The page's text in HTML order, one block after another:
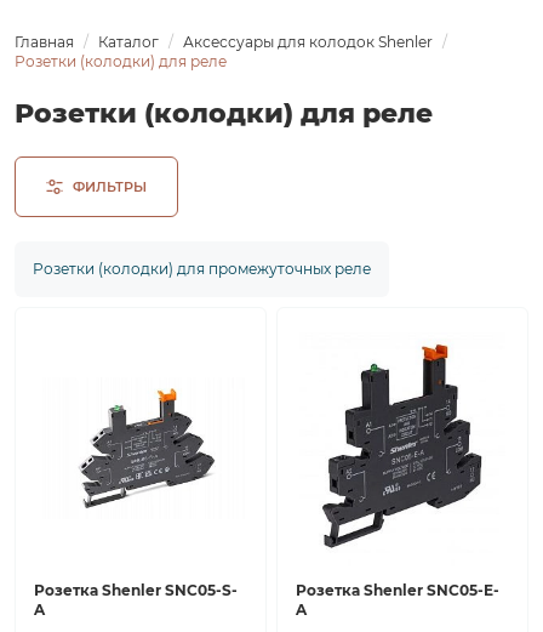
Главная Каталог
Аксессуары для колодок Shenler
Розетки (колодки) для реле
Розетки (колодки) для реле
ФИЛЬТРЫ
Розетки (колодки) для промежуточных реле
Розетка Shenler SNC05-S-
A
Розетка Shenler SNC05-E-
A